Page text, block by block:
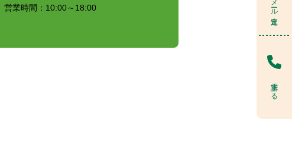
メール査定
電話する
営業時間：10:00～18:00